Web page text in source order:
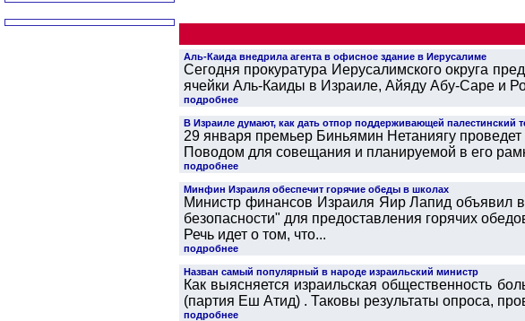
Аль-Каида внедрила агента в офисное здание в Иерусалиме
Сегодня прокуратура Иерусалимского округа
ячейки Аль-Каиды в Израиле, Айяду Абу-Саре и
подробнее
В Израиле думают, как дать отпор поддерживающей палестинский
29 января премьер Биньямин Нетаниягу
Поводом для совещания и планируемой в его
подробнее
Минфин Израиля обеспечит горячие обеды в школах
Министр финансов Израиля Яир Лапид объявил
безопасности" для предоставления горячих
Речь идет о том, что...
подробнее
Назван самый популярный в народе израильский министр
Как выясняется израильская общественность
(партия Еш Атид) . Таковы результаты опроса,
подробнее